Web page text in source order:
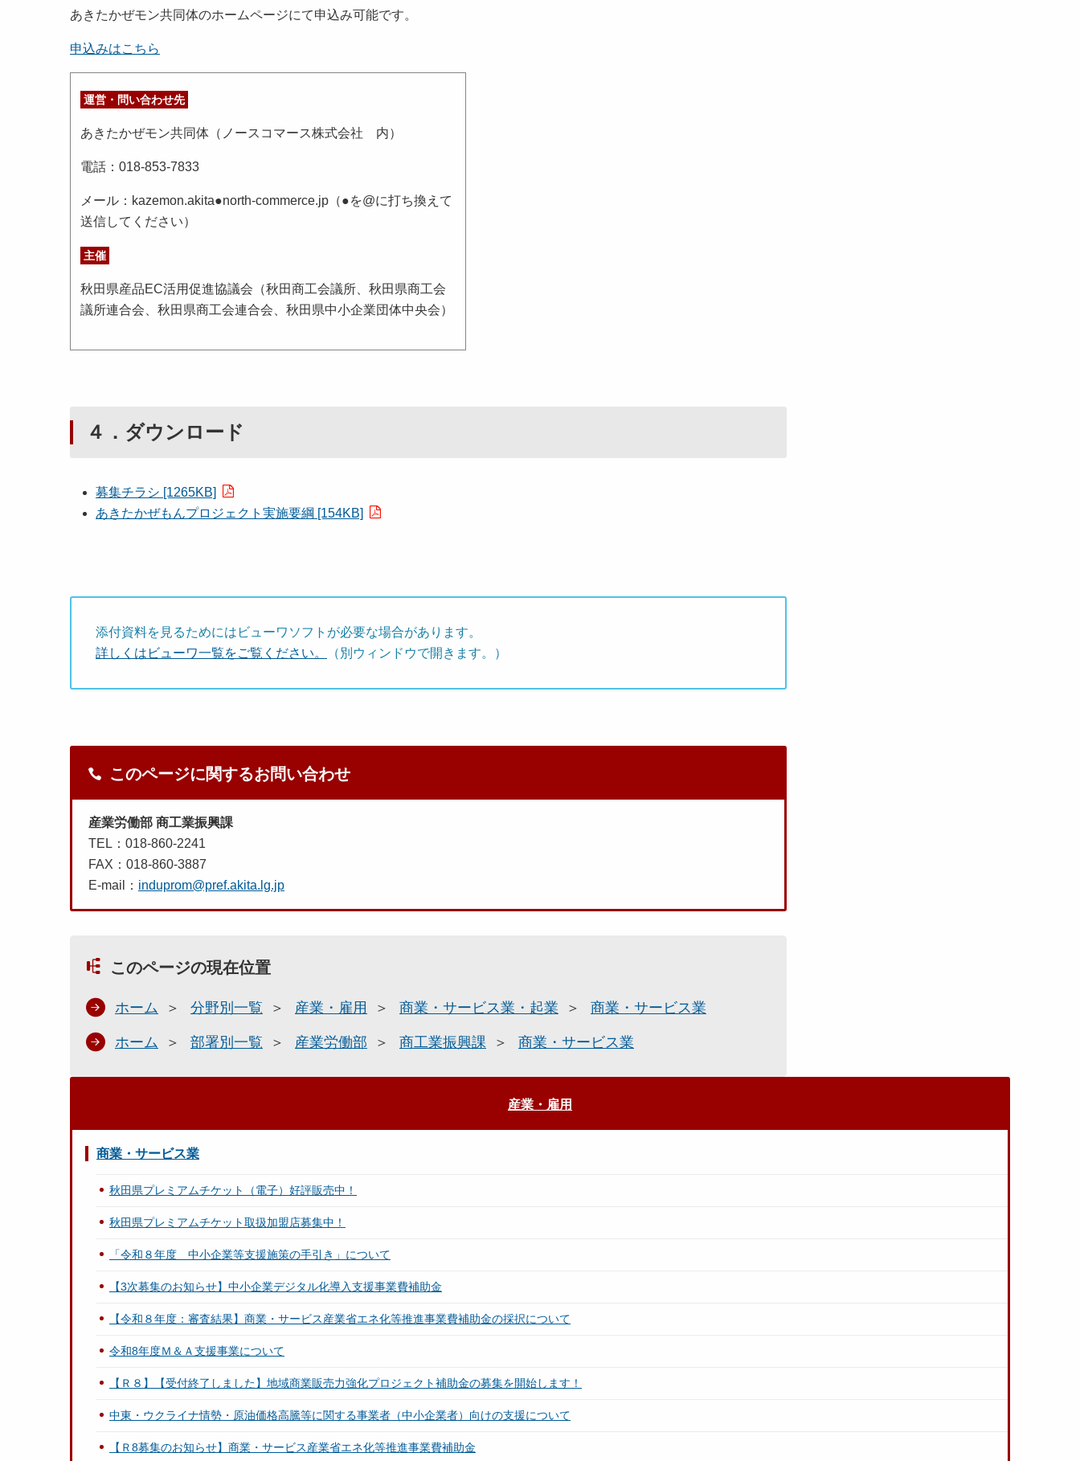
あきたかぜモン共同体のホームページにて申込み可能です。
申込みはこちら
運営・問い合わせ先
あきたかぜモン共同体（ノースコマース株式会社 内）
電話：018-853-7833
メール：kazemon.akita●north-commerce.jp（●を@に打ち換えて
送信してください）
主催
秋田県産品EC活用促進協議会（秋田商工会議所、秋田県商工会
議所連合会、秋田県商工会連合会、秋田県中小企業団体中央会）
４．ダウンロード
募集チラシ [1265KB]
あきたかぜもんプロジェクト実施要綱 [154KB]
添付資料を見るためにはビューワソフトが必要な場合があります。
詳しくはビューワ一覧をご覧ください。
（別ウィンドウで開きます。）
このページに関するお問い合わせ
産業労働部 商工業振興課
TEL：018-860-2241
FAX：018-860-3887
E-mail： induprom@pref.akita.lg.jp
このページの現在位置
ホーム 分野別一覧 産業・雇用 商業・サービス業・起業 商業・サービス業
ホーム 部署別一覧 産業労働部 商工業振興課 商業・サービス業
産業・雇用
商業・サービス業
秋田県プレミアムチケット（電子）好評販売中！
秋田県プレミアムチケット取扱加盟店募集中！
「令和８年度 中小企業等支援施策の手引き」について
【3次募集のお知らせ】中小企業デジタル化導入支援事業費補助金
【令和８年度：審査結果】商業・サービス産業省エネ化等推進事業費補助金の採択について
令和8年度Ｍ＆Ａ支援事業について
【Ｒ８】【受付終了しました】地域商業販売力強化プロジェクト補助金の募集を開始します！
中東・ウクライナ情勢・原油価格高騰等に関する事業者（中小企業者）向けの支援について
【Ｒ8募集のお知らせ】商業・サービス産業省エネ化等推進事業費補助金